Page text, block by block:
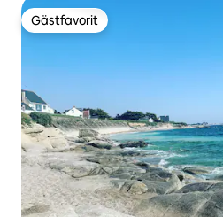
Gästfavorit
Gästfavorit